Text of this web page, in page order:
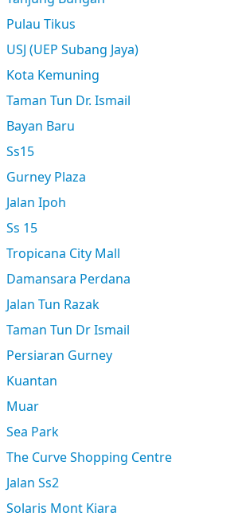
Pulau Tikus
USJ (UEP Subang Jaya)
Kota Kemuning
Taman Tun Dr. Ismail
Bayan Baru
Ss15
Gurney Plaza
Jalan Ipoh
Ss 15
Tropicana City Mall
Damansara Perdana
Jalan Tun Razak
Taman Tun Dr Ismail
Persiaran Gurney
Kuantan
Muar
Sea Park
The Curve Shopping Centre
Jalan Ss2
Solaris Mont Kiara